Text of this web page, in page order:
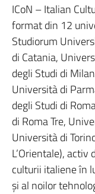
ICoN – Italian
format din 12
Studiorum
di Catania,
degli Studi di
Università di
degli Studi di
di Roma Tre,
Università di
L’Orientale),
culturii italiene în
și al noilor